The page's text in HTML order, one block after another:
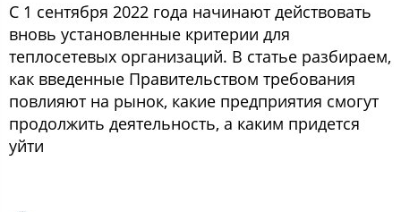
С 1 сентября 2022 года начинают действовать
вновь установленные критерии для
теплосетевых организаций. В статье разбираем,
как введенные Правительством требования
повлияют на рынок, какие предприятия смогут
продолжить деятельность, а каким придется
уйти